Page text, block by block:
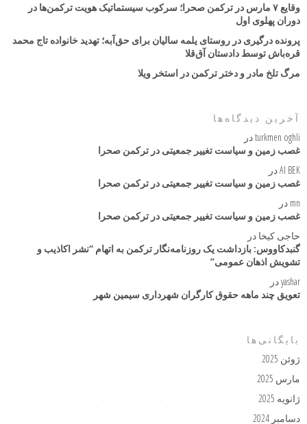
وقایع ۷ مارس در ترکمن صحرا؛ سرکوب سیستماتیک هویت ترکمن‌ها در
دوران پهلوی اول
پرونده درگیری در روستای یلمه سالیان برای حق‌آبه؛ تهدید خانواده تاج محمد
قره‌باش توسط دادستان آق‌قلا
مرگ تلخ مادر و دختر ترکمن در استخر ویلا
آخرین دیدگاه‌ها
turkmen oghliدر
غصب زمین و سیاست تغییر جمعیتی در ترکمن صحرا
AI BEKدر
غصب زمین و سیاست تغییر جمعیتی در ترکمن صحرا
mn در
غصب زمین و سیاست تغییر جمعیتی در ترکمن صحرا
حاجی کیخا در
گنبدکاووس: بازداشت یک روزنامه‌نگار ترکمن به اتهام “نشر اکاذیب و
تشویش اذهان عمومی”
yasharدر
تعویق چند ماهه حقوق کارگران شهرداری سیمین شهر
بایگانی‌ها
ژوئن 2025
مارس 2025
ژانویه 2025
دسامبر 2024